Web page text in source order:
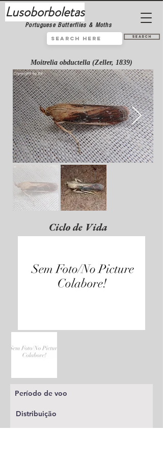
Lusoborboletas
Portuguese Butterflies & Moths
Search
Moitrelia obductella (Zeller, 1839)
Ciclo de Vida
Período de voo
Distribuição